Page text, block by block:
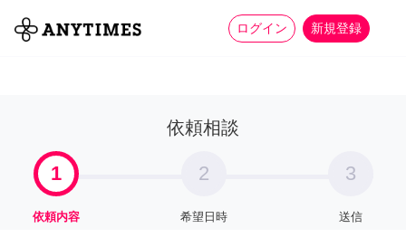
ログイン 新規登録
全て 家事 more_horiz
依頼相談
1
依頼内容
2
希望日時
3
送信